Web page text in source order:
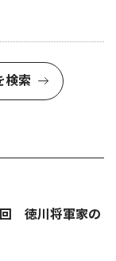
検索
徳川将軍家の